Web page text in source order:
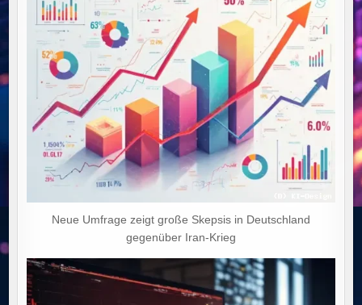
Neue Umfrage zeigt große Skepsis in Deutschland
gegenüber Iran-Krieg